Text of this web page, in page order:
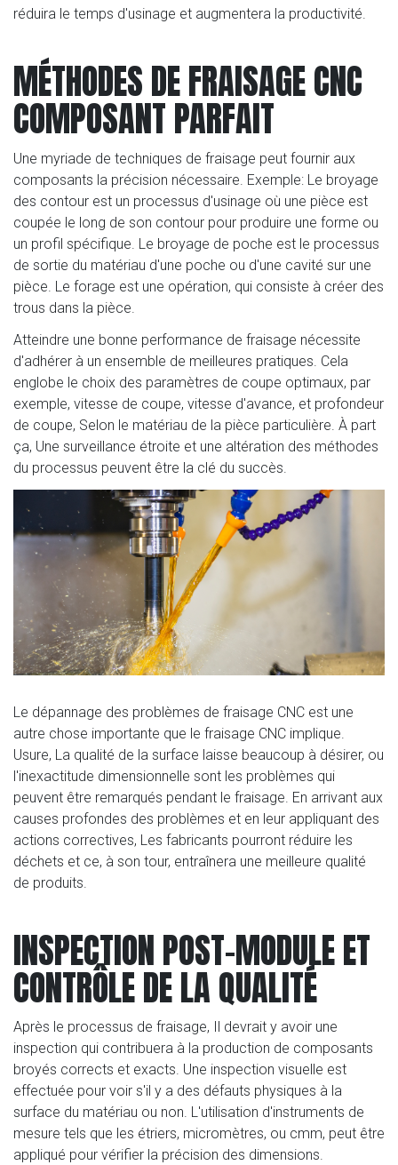
réduira le temps d'usinage et augmentera la productivité.
MÉTHODES DE FRAISAGE CNC
COMPOSANT PARFAIT
Une myriade de techniques de fraisage peut fournir aux
composants la précision nécessaire. Exemple: Le broyage
des contour est un processus d'usinage où une pièce est
coupée le long de son contour pour produire une forme ou
un profil spécifique. Le broyage de poche est le processus
de sortie du matériau d'une poche ou d'une cavité sur une
pièce. Le forage est une opération, qui consiste à créer des
trous dans la pièce.
Atteindre une bonne performance de fraisage nécessite
d'adhérer à un ensemble de meilleures pratiques. Cela
englobe le choix des paramètres de coupe optimaux, par
exemple, vitesse de coupe, vitesse d'avance, et profondeur
de coupe, Selon le matériau de la pièce particulière. À part
ça, Une surveillance étroite et une altération des méthodes
du processus peuvent être la clé du succès.
Le dépannage des problèmes de fraisage CNC est une
autre chose importante que le fraisage CNC implique.
Usure, La qualité de la surface laisse beaucoup à désirer, ou
l'inexactitude dimensionnelle sont les problèmes qui
peuvent être remarqués pendant le fraisage. En arrivant aux
causes profondes des problèmes et en leur appliquant des
actions correctives, Les fabricants pourront réduire les
déchets et ce, à son tour, entraînera une meilleure qualité
de produits.
INSPECTION POST-MODULE ET
CONTRÔLE DE LA QUALITÉ
Après le processus de fraisage, Il devrait y avoir une
inspection qui contribuera à la production de composants
broyés corrects et exacts. Une inspection visuelle est
effectuée pour voir s'il y a des défauts physiques à la
surface du matériau ou non. L'utilisation d'instruments de
mesure tels que les étriers, micromètres, ou cmm, peut être
appliqué pour vérifier la précision des dimensions.